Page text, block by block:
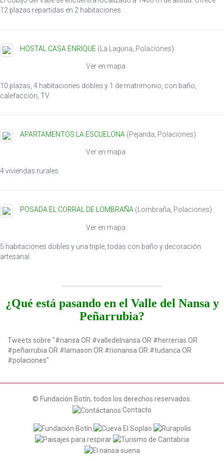
12 plazas repartidas en 2 habitaciones .
HOSTAL CASA ENRIQUE ( La Laguna Polaciones)
Ver en mapa
10 plazas, 4 habitaciones dobles y 1 de matrimonio, con baño,
calefacción, TV.
APARTAMENTOS LA ESCUELONA (Pejanda Polaciones)
Ver en mapa
4 viviendas rurales
POSADA EL CORRAL DE LOMBRAÑA ( Lombraña Polaciones)
Ver en mapa
5 habitaciones dobles y una triple, todas con baño y decoración
artesanal.
¿Qué está pasando en el Valle del Nansa y
Peñarrubia?
Tweets sobre "#nansa OR #valledelnansa OR #herrerias OR
#peñarrubia OR #lamason OR #rionansa OR #tudanca OR
#polaciones"
© Fundación Botín, todos los derechos reservados.
Contacto